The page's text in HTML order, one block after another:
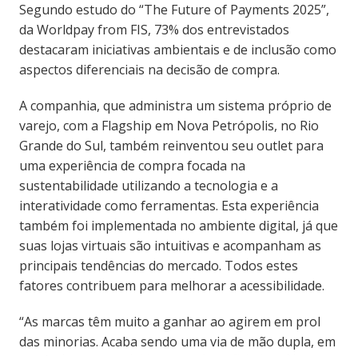
Segundo estudo do “The Future of Payments 2025”,
da Worldpay from FIS, 73% dos entrevistados
destacaram iniciativas ambientais e de inclusão como
aspectos diferenciais na decisão de compra.
A companhia, que administra um sistema próprio de
varejo, com a Flagship em Nova Petrópolis, no Rio
Grande do Sul, também reinventou seu outlet para
uma experiência de compra focada na
sustentabilidade utilizando a tecnologia e a
interatividade como ferramentas. Esta experiência
também foi implementada no ambiente digital, já que
suas lojas virtuais são intuitivas e acompanham as
principais tendências do mercado. Todos estes
fatores contribuem para melhorar a acessibilidade.
“As marcas têm muito a ganhar ao agirem em prol
das minorias. Acaba sendo uma via de mão dupla, em